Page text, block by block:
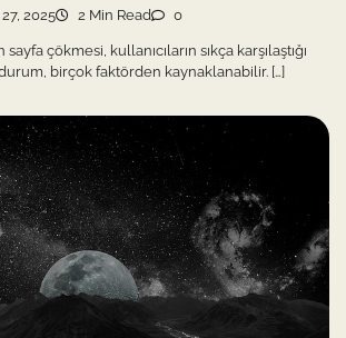
27, 2025 2 Min Read 0
çökmesi, kullanıcıların sıkça karşılaştığı
birçok faktörden kaynaklanabilir. […]